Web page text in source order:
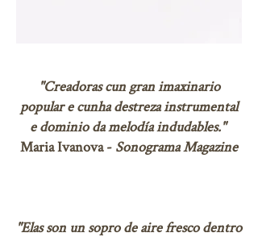
"Creadoras cun gran imaxinario
popular e cunha destreza instrumental
e dominio da melodía indudables."
Maria Ivanova - Sonograma Magazine
"Elas son un sopro de aire fresco dentro